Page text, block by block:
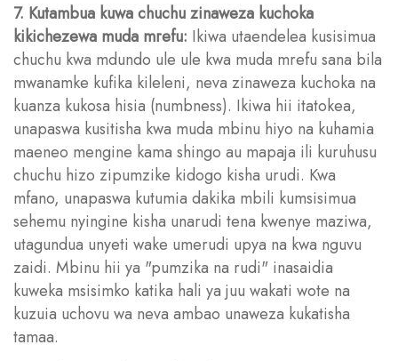
7. Kutambua kuwa chuchu zinaweza kuchoka
kikichezewa muda mrefu: Ikiwa utaendelea kusisimua
chuchu kwa mdundo ule ule kwa muda mrefu sana bila
mwanamke kufika kileleni, neva zinaweza kuchoka na
kuanza kukosa hisia (numbness). Ikiwa hii itatokea,
unapaswa kusitisha kwa muda mbinu hiyo na kuhamia
maeneo mengine kama shingo au mapaja ili kuruhusu
chuchu hizo zipumzike kidogo kisha urudi. Kwa
mfano, unapaswa kutumia dakika mbili kumsisimua
sehemu nyingine kisha unarudi tena kwenye maziwa,
utagundua unyeti wake umerudi upya na kwa nguvu
zaidi. Mbinu hii ya "pumzika na rudi" inasaidia
kuweka msisimko katika hali ya juu wakati wote na
kuzuia uchovu wa neva ambao unaweza kukatisha
tamaa.